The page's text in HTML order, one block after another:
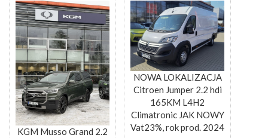
KGM Musso Grand 2.2
NOWA LOKALIZACJA
Citroen Jumper 2.2 hdi
165KM L4H2
Climatronic JAK NOWY
Vat23%, rok prod. 2024